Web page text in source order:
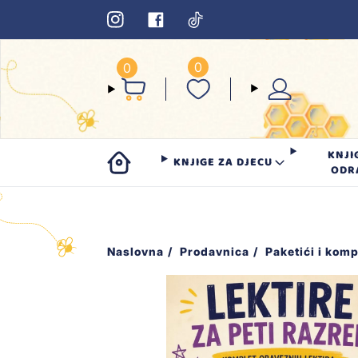
0 0
KNJIGE ZA DJECU
Naslovna Prodavnica Paketići i